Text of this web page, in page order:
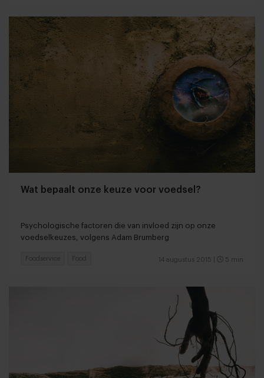
Wat bepaalt onze keuze voor voedsel?
Psychologische factoren die van invloed zijn op onze
voedselkeuzes, volgens Adam Brumberg
14 augustus 2015 5 min
Foodservice Food